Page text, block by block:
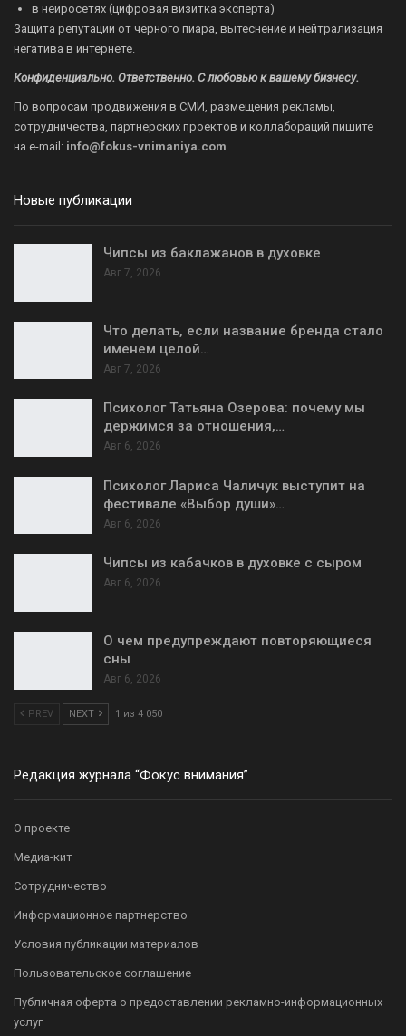
в нейросетях (цифровая визитка эксперта)
Защита репутации от черного пиара, вытеснение и нейтрализация
негатива в интернете.
Конфиденциально. Ответственно. С любовью к вашему бизнесу.
По вопросам продвижения в СМИ, размещения рекламы,
сотрудничества, партнерских проектов и коллабораций пишите
на e-mail: info@fokus-vnimaniya.com
Новые публикации
Чипсы из баклажанов в духовке
Авг 7, 2026
Что делать, если название бренда стало
именем целой…
Авг 7, 2026
Психолог Татьяна Озерова: почему мы
держимся за отношения,…
Авг 6, 2026
Психолог Лариса Чаличук выступит на
фестивале «Выбор души»…
Авг 6, 2026
Чипсы из кабачков в духовке с сыром
Авг 6, 2026
О чем предупреждают повторяющиеся
сны
Авг 6, 2026
PREV NEXT 1 из 4 050
Редакция журнала “Фокус внимания”
О проекте
Медиа-кит
Сотрудничество
Информационное партнерство
Условия публикации материалов
Пользовательское соглашение
Публичная оферта о предоставлении рекламно-информационных
услуг